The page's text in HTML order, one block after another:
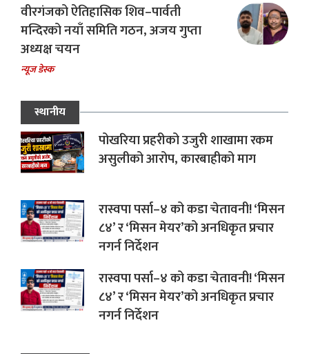
वीरगंजको ऐतिहासिक शिव–पार्वती
मन्दिरको नयाँ समिति गठन, अजय गुप्ता
अध्यक्ष चयन
न्यूज डेस्क
स्थानीय
पोखरिया प्रहरीको उजुरी शाखामा रकम
असुलीको आरोप, कारबाहीको माग
रास्वपा पर्सा–४ को कडा चेतावनी! ‘मिसन
८४’ र ‘मिसन मेयर’को अनधिकृत प्रचार
नगर्न निर्देशन
रास्वपा पर्सा–४ को कडा चेतावनी! ‘मिसन
८४’ र ‘मिसन मेयर’को अनधिकृत प्रचार
नगर्न निर्देशन